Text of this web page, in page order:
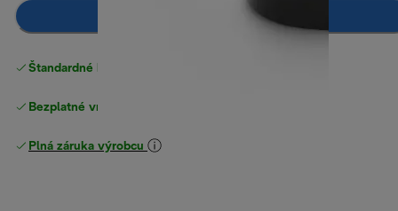
Upozorni ma
Štandardné bezplatné doručenie
Bezplatné vrátenie tovaru
Plná záruka výrobcu